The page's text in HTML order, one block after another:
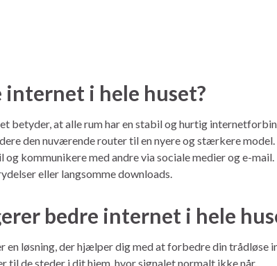
internet i hele huset?
betyder, at alle rum har en stabil og hurtig
den nuværende router til en nyere og stærkere
og kommunikere med andre via sociale medier og e-
eller langsomme downloads.
bedre internet i hele
en løsning, der hjælper dig med at forbedre din
til de steder i dit hjem, hvor signalet normalt ikke når.